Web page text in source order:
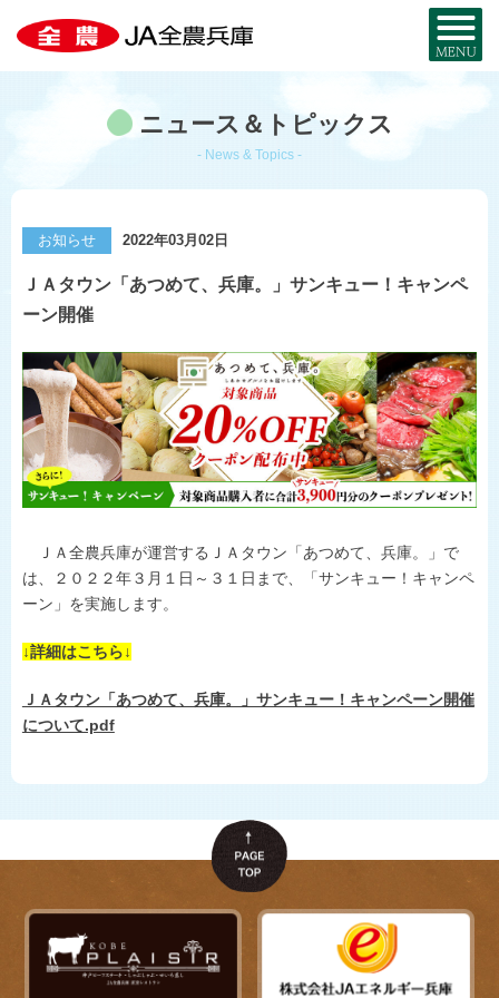
JA全農兵庫とは？
事業内容
組織概要
部署・事業所
JAグループ兵庫
公式SNS一覧
兵庫の農を知る
兵庫の特産品MAP
米と麦
兵庫県産酒米
兵庫県産麦
コ・ノ・ホ・シ
野菜と花
ひょうごの野菜や花
豆類
肉
世界の舌を魅了
食卓に上がるまで
おいしい話
お取り寄せ
暮らし・サービス
宅配サービス
JA葬祭ひょうご
シロアリから家を守る
JAのリフォーム・ リノベーション
県内JA-SS
ニュース＆トピックス
- News & Topics -
お知らせ 2022年03月02日
ＪＡタウン「あつめて、兵庫。」サンキュー！キャンペ
ーン開催
ＪＡ全農兵庫が運営するＪＡタウン「あつめて、兵庫。」で
は、２０２２年３月１日～３１日まで、「サンキュー！キャンペ
ーン」を実施します。
↓詳細はこちら↓
ＪＡタウン「あつめて、兵庫。」サンキュー！キャンペーン開催
について.pdf